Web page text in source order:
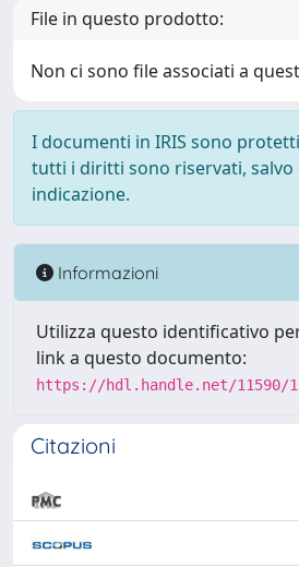
File in questo prodotto:
Non ci sono file associati a
I documenti in IRIS sono
tutti i diritti sono riservati, salvo
indicazione.
Informazioni
Utilizza questo identificativo
link a questo documento:
https://hdl.handle.net/11590/
Citazioni